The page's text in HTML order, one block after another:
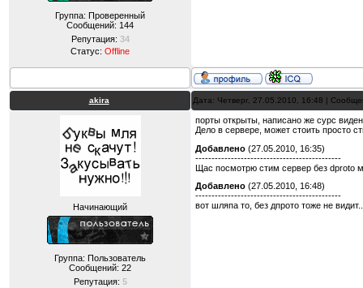
Группа: Проверенный
Сообщений: 144
Репутация: 34
Статус: Offline
akira Дата: Четверг, 27.05.2010, 16:48 |
Начинающий
Группа: Пользователь
Сообщений: 22
Репутация: 5
порты открыты, написано же сурс
Дело в сервере, может стоить просто
Добавлено (27.05.2010, 16:35)
---------------------------------------------
Щас посмотрю стим сервер без dproto
Добавлено (27.05.2010, 16:48)
---------------------------------------------
вот шляпа то, без дпрото тоже не